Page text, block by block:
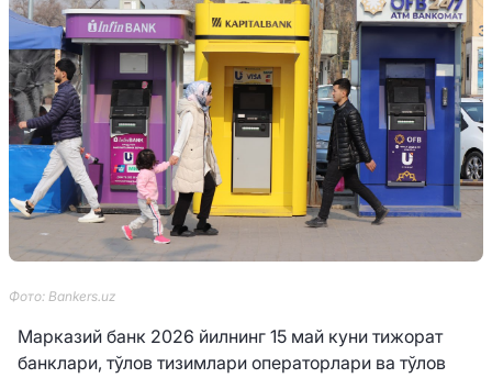
Фото: Bankers.uz
Марказий банк 2026 йилнинг 15 май куни тижорат
банклари, тўлов тизимлари операторлари ва тўлов